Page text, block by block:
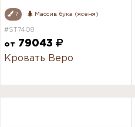
7 Массив бука (ясеня)
#ST7408
от
79043
Кровать Веро